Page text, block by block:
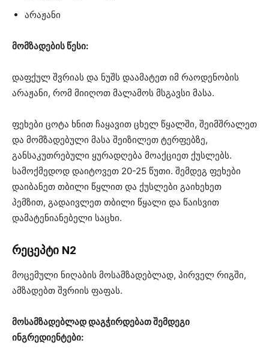
არაჟანი
მომზადების წესი:
დაფქულ შვრიას და ნუშს დაამატეთ იმ რაოდენობის
არაჟანი, რომ მიიღოთ მალამოს მსგავსი მასა.
ფეხები ცოტა ხნით ჩაყავით ცხელ წყალში, შეიმშრალეთ
და მომზადებული მასა შეიზილეთ ტერფებზე,
განსაკუთრებული ყურადღება მოაქციეთ ქუსლებს.
სამოქმედოდ დაიტოვეთ 20-25 წუთი. შემდეგ ფეხები
დაიბანეთ თბილი წყლით და ქუსლები გაიხეხეთ
პემზით, გადაივლეთ თბილი წყალი და წაისვით
დამატენიანებელი საცხი.
რეცეპტი N2
მოცემული ნიღაბის მოსამზადებლად, პირველ რიგში,
ამზადებთ შვრიის ფაფას.
მოსამზადებლად დაგჭირდებათ შემდეგი
ინგრედიენტები: